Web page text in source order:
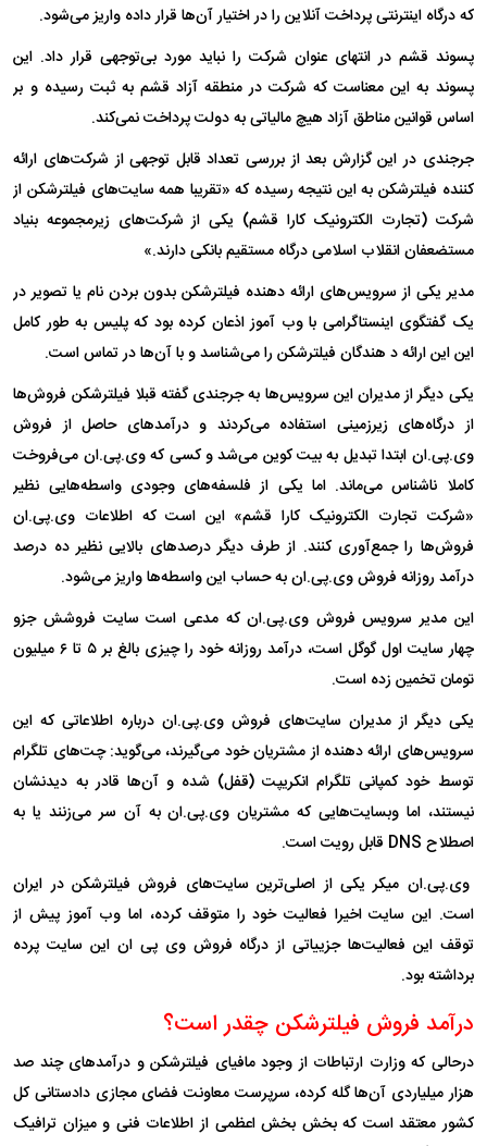
که درگاه اینترنتی پرداخت آنلاین را در اختیار آن‌ها قرار داده واریز می‌شود.
پسوند قشم در انتهای عنوان شرکت را نباید مورد بی‌توجهی قرار داد. این
پسوند به این معناست که شرکت در منطقه آزاد قشم به ثبت رسیده و بر
اساس قوانین مناطق آزاد هیچ مالیاتی به دولت پرداخت نمی‌کند.
جرجندی در این گزارش بعد از بررسی تعداد قابل توجهی از شرکت‌های ارائه
کننده فیلترشکن به این نتیجه رسیده که «تقریبا همه سایت‌های فیلترشکن از
شرکت (تجارت الکترونیک کارا قشم) یکی از شرکت‌های زیرمجموعه بنیاد
مستضعفان انقلاب اسلامی درگاه مستقیم بانکی دارند.»
مدیر یکی از سرویس‌های ارائه دهنده فیلترشکن بدون بردن نام یا تصویر در
یک گفتگوی اینستاگرامی با وب آموز اذعان کرده بود که پلیس به طور کامل
این این ارائه د هندگان فیلترشکن را می‌شناسد و با آن‌ها در تماس است.
یکی دیگر از مدیران این سرویس‌ها به جرجندی گفته قبلا فیلترشکن فروش‌ها
از درگاه‌های زیرزمینی استفاده می‌کردند و درآمد‌های حاصل از فروش
وی.پی.ان ابتدا تبدیل به بیت کوین می‌شد و کسی که وی.پی.ان می‌فروخت
کاملا ناشناس می‌ماند. اما یکی از فلسفه‌های وجودی واسطه‌هایی نظیر
«شرکت تجارت الکترونیک کارا قشم» این است که اطلاعات وی.پی.ان
فروش‌ها را جمع‌آوری کنند. از طرف دیگر درصد‌های بالایی نظیر ده درصد
درآمد روزانه فروش وی.پی.ان به حساب این واسطه‌ها واریز می‌شود.
این مدیر سرویس فروش وی.پی.ان که مدعی است سایت فروشش جزو
چهار سایت اول گوگل است، درآمد روزانه خود را چیزی بالغ بر ۵ تا ۶ میلیون
تومان تخمین زده است.
یکی دیگر از مدیران سایت‌های فروش وی.پی.ان درباره اطلاعاتی که این
سرویس‌های ارائه دهنده از مشتریان خود می‌گیرند، می‌گوید: چت‌های تلگرام
توسط خود کمپانی تلگرام انکریپت (قفل) شده و آن‌ها قادر به دیدنشان
نیستند، اما وبسایت‌هایی که مشتریان وی.پی.ان به آن سر می‌زنند یا به
اصطلاح DNS قابل رویت است.
وی.پی.ان میکر یکی از اصلی‌ترین سایت‌های فروش فیلترشکن در ایران
است. این سایت اخیرا فعالیت خود را متوقف کرده، اما وب آموز پیش از
توقف این فعالیت‌ها جزییاتی از درگاه فروش وی پی ان این سایت پرده
برداشته بود.
درآمد فروش فیلترشکن چقدر است؟
درحالی که وزارت ارتباطات از وجود مافیای فیلترشکن و درآمد‌های چند صد
هزار میلیاردی آن‌ها گله کرده، سرپرست معاونت فضای مجازی دادستانی کل
کشور معتقد است که بخش بخش اعظمی از اطلاعات فنی و میزان ترافیک